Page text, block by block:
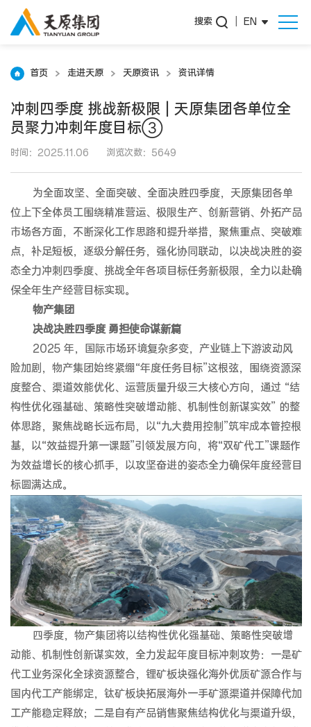
搜索 EN
首页 走进天原 天原资讯 资讯详情
冲刺四季度 挑战新极限 | 天原集团各单位全
员聚力冲刺年度目标③
时间：2025.11.06 浏览次数：5649
为全面攻坚、全面突破、全面决胜四季度，天原集团各单
位上下全体员工围绕精准营运、极限生产、创新营销、外拓产品
市场各方面，不断深化工作思路和提升举措，聚焦重点、突破难
点，补足短板，逐级分解任务，强化协同联动，以决战决胜的姿
态全力冲刺四季度、挑战全年各项目标任务新极限，全力以赴确
保全年生产经营目标实现。
物产集团
决战决胜四季度 勇担使命谋新篇
2025 年，国际市场环境复杂多变，产业链上下游波动风
险加剧，物产集团始终紧绷“年度任务目标”这根弦，围绕资源深
度整合、渠道效能优化、运营质量升级三大核心方向，通过 “结
构性优化强基础、策略性突破增动能、机制性创新谋实效” 的整
体思路，聚焦战略长远布局，以“九大费用控制”筑牢成本管控根
基，以“效益提升第一课题”引领发展方向，将“双矿代工”课题作
为效益增长的核心抓手，以攻坚奋进的姿态全力确保年度经营目
标圆满达成。
四季度，物产集团将以结构性优化强基础、策略性突破增
动能、机制性创新谋实效，全力发起年度目标冲刺攻势：一是矿
代工业务深化全球资源整合，锂矿板块强化海外优质矿源合作与
国内代工产能绑定，钛矿板块拓展海外一手矿源渠道并保障代加
工产能稳定释放；二是自有产品销售聚焦结构优化与渠道升级，